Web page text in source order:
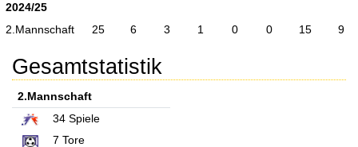
2024/25
2.Mannschaft
25 6 3 1 0 0 15 9
Gesamtstatistik
2.Mannschaft
34 Spiele
7 Tore